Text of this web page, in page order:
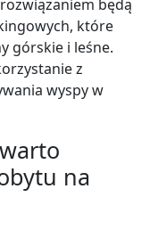
będą
które
górskie i leśne.
z
wyspy w
na